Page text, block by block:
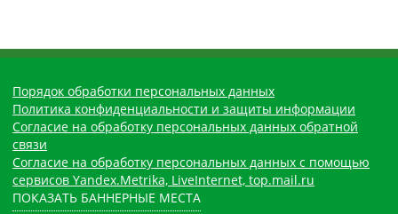
Порядок обработки персональных данных
Политика конфиденциальности и защиты информации
Согласие на обработку персональных данных обратной
связи
Согласие на обработку персональных данных с помощью
сервисов Yandex.Metrika, LiveInternet, top.mail.ru
ПОКАЗАТЬ БАННЕРНЫЕ МЕСТА